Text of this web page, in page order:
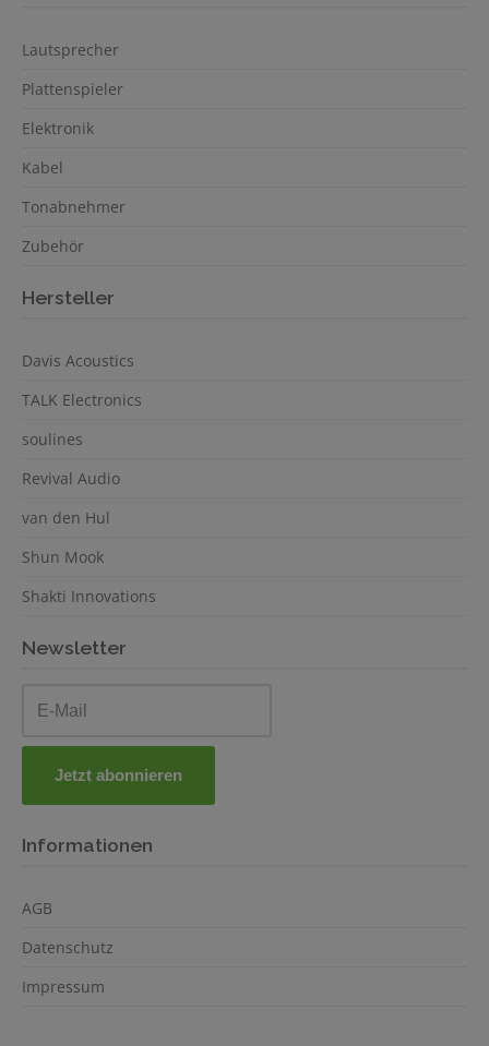
Lautsprecher
Plattenspieler
Elektronik
Kabel
Tonabnehmer
Zubehör
Hersteller
Davis Acoustics
TALK Electronics
soulines
Revival Audio
van den Hul
Shun Mook
Shakti Innovations
Newsletter
Informationen
AGB
Datenschutz
Impressum